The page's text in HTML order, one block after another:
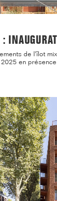
de l'îlot
en